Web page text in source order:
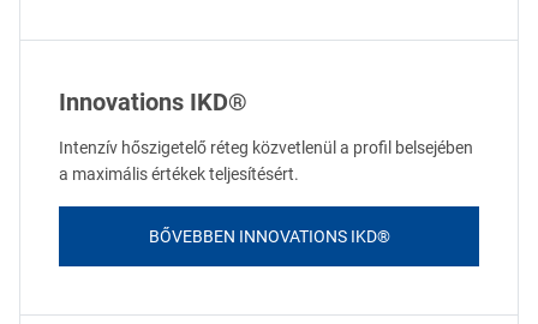
Innovations IKD®
Intenzív hőszigetelő réteg közvetlenül a profil belsejében
a maximális értékek teljesítésért.
BŐVEBBEN INNOVATIONS IKD®